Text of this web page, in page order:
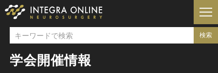
学会開催情報